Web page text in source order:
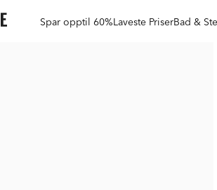
Spar opptil 60%Laveste PriserBad &